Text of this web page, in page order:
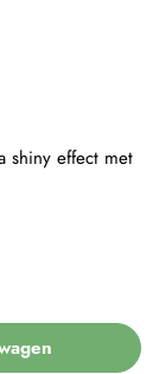
shiny effect met